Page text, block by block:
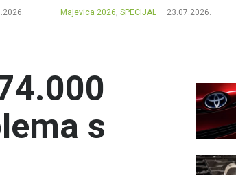
Majevica 2026, SPECIJAL 23.07.2026.
s